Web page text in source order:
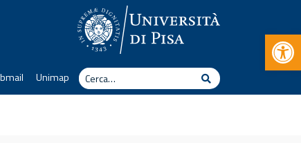
Unimap
Cerca
Cerca